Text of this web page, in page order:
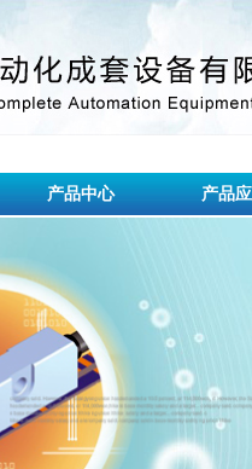
产品中心 产品